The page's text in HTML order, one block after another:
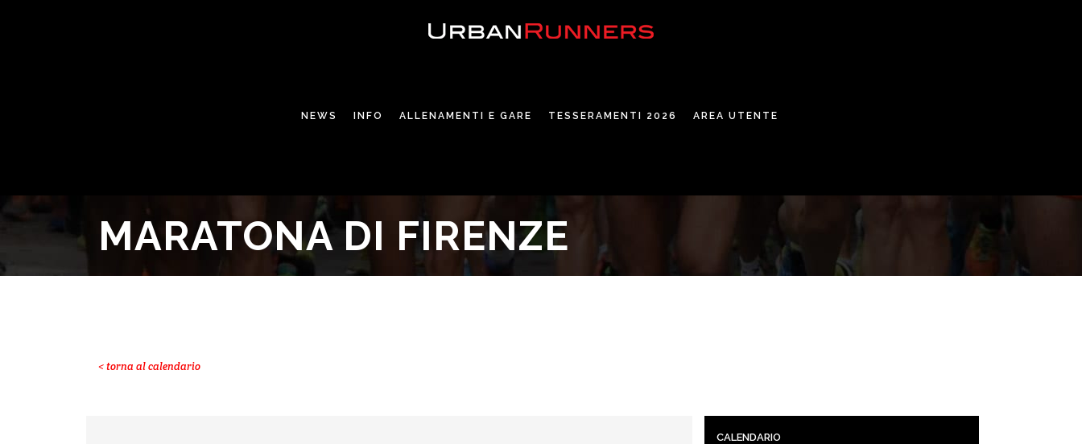
NEWS INFO ALLENAMENTI E GARE TESSERAMENTI 2026 AREA UTENTE
MARATONA DI FIRENZE
< torna al calendario
CALENDARIO